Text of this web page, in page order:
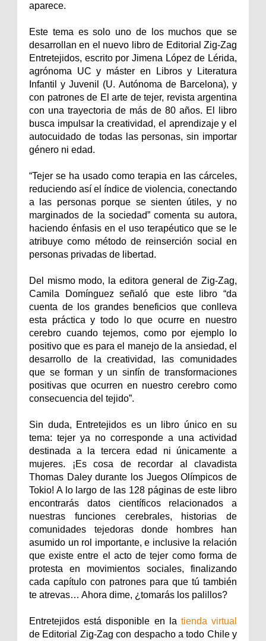
aparece.
Este tema es solo uno de los muchos que se
desarrollan en el nuevo libro de Editorial Zig-Zag
Entretejidos, escrito por Jimena López de Lérida,
agrónoma UC y máster en Libros y Literatura
Infantil y Juvenil (U. Autónoma de Barcelona), y
con patrones de El arte de tejer, revista argentina
con una trayectoria de más de 80 años. El libro
busca impulsar la creatividad, el aprendizaje y el
autocuidado de todas las personas, sin importar
género ni edad.
“Tejer se ha usado como terapia en las cárceles,
reduciendo así el índice de violencia, conectando
a las personas porque se sienten útiles, y no
marginados de la sociedad” comenta su autora,
haciendo énfasis en el uso terapéutico que se le
atribuye como método de reinserción social en
personas privadas de libertad.
Del mismo modo, la editora general de Zig-Zag,
Camila Domínguez señaló que este libro “da
cuenta de los grandes beneficios que conlleva
esta práctica y todo lo que ocurre en nuestro
cerebro cuando tejemos, como por ejemplo lo
positivo que es para el manejo de la ansiedad, el
desarrollo de la creatividad, las comunidades
que se forman y un sinfín de transformaciones
positivas que ocurren en nuestro cerebro como
consecuencia del tejido”.
Sin duda, Entretejidos es un libro único en su
tema: tejer ya no corresponde a una actividad
destinada a la tercera edad ni únicamente a
mujeres. ¡Es cosa de recordar al clavadista
Thomas Daley durante los Juegos Olímpicos de
Tokio! A lo largo de las 128 páginas de este libro
encontrarás datos científicos relacionados a
nuestras funciones cerebrales, historias de
comunidades tejedoras donde hombres han
asumido un rol importante, e inclusive la relación
que existe entre el acto de tejer como forma de
protesta en movimientos sociales, finalizando
cada capítulo con patrones para que tú también
te atrevas… Ahora dime, ¿tomarás los palillos?
Entretejidos está disponible en la tienda virtual
de Editorial Zig-Zag con despacho a todo Chile y